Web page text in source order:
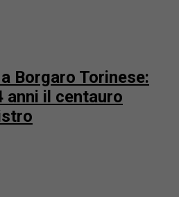
Borgaro Torinese:
anni il centauro